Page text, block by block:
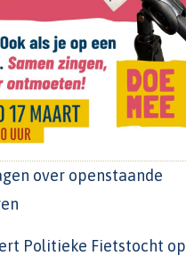
over openstaande
Politieke Fietstocht op